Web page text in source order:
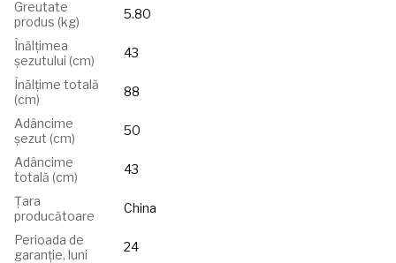
Greutate
produs (kg)
5.80
Înălțimea
șezutului (сm)
43
Înălțime totală
(cm)
88
Adâncime
șezut (cm)
50
Adâncime
totală (cm)
43
Țara
producătoare
China
Perioada de
garanție, luni
24